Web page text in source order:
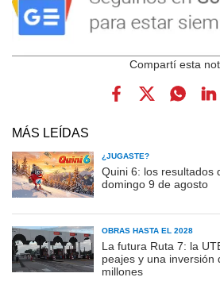
MÁS LEÍDAS
¿JUGASTE?
Quini 6: los resultados
domingo 9 de agosto
OBRAS HASTA EL 2028
La futura Ruta 7: la
peajes y una inversión
millones